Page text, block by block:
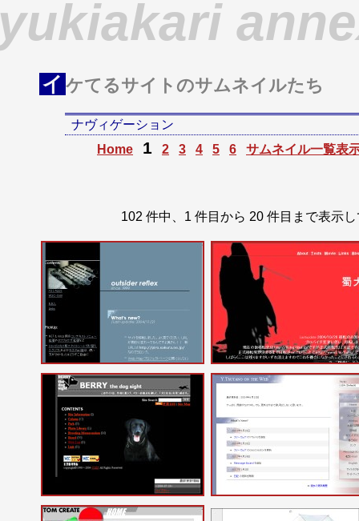
イ ケてるサイトのサムネイルたち
ナヴィゲーション
Home
1 2 3 4 5 6 サムネイル一覧表
102 件中、1 件目から 20 件目まで表示